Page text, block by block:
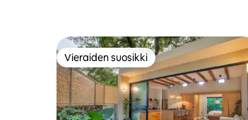
Vieraiden suosikki
Vieraiden suosikki